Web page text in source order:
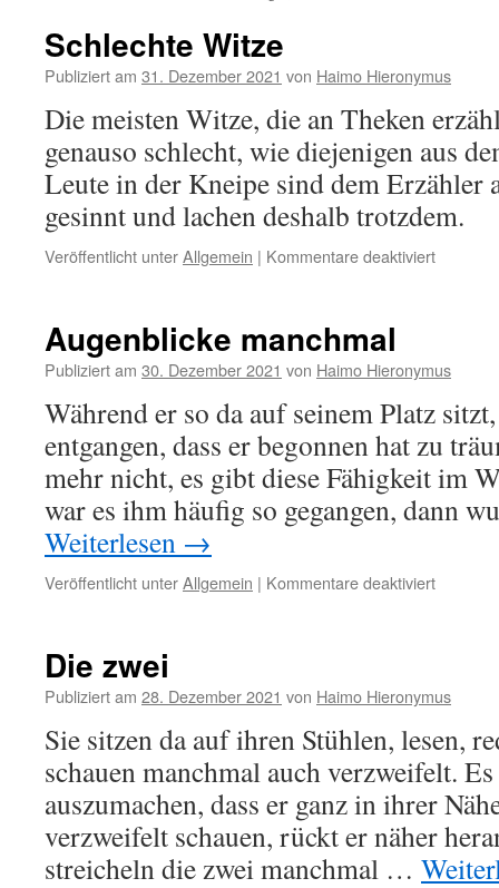
Schlechte Witze
Publiziert am 31. Dezember 2021 von Haimo Hieronymus
Die meisten Witze, die an Theken
genauso schlecht, wie diejenigen aus
Leute in der Kneipe sind dem Erzähler
gesinnt und lachen deshalb trotzdem.
Veröffentlicht unterAllgemein | Kommentare deaktiviertfür
Augenblicke manchmal
Publiziert am 30. Dezember 2021 von Haimo Hieronymus
Während er so da auf seinem Platz
entgangen, dass er begonnen hat zu
mehr nicht, es gibt diese Fähigkeit im
war es ihm häufig so gegangen, dann
Weiterlesen →
Veröffentlicht unterAllgemein | Kommentare deaktiviertfür
Die zwei
Publiziert am 28. Dezember 2021 von Haimo Hieronymus
Sie sitzen da auf ihren Stühlen, lesen,
schauen manchmal auch verzweifelt.
auszumachen, dass er ganz in ihrer
verzweifelt schauen, rückt er näher
streicheln die zwei manchmal …